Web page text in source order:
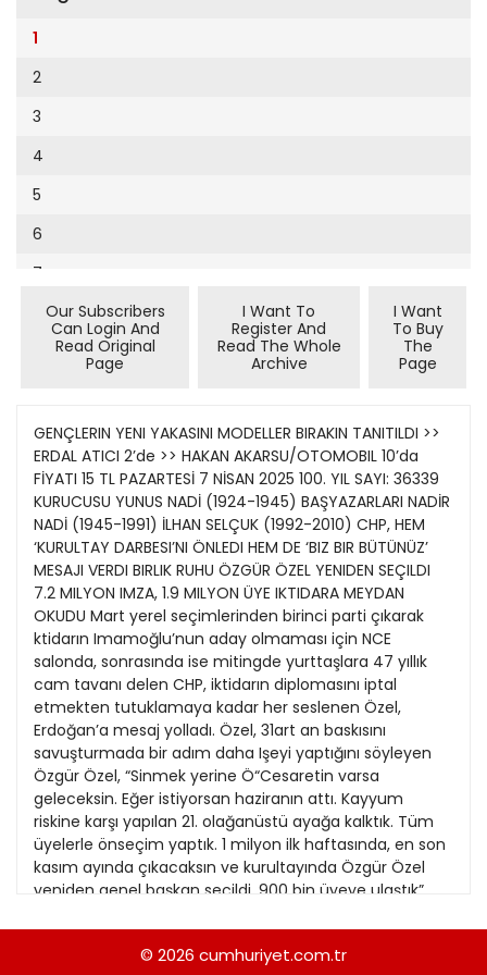
Cumhuriyet Sağlıklı Beslenme
Cumhuriyet Sokak
Cumhuriyet Spor
Cumhuriyet Strateji
Cumhuriyet Tarım
Cumhuriyet Yılbaşı
Çerçeve Eki
Dergi Eki
Ekonomi Eki
Evleniyoruz
Güney Dogu
Kitap Eki
Özel Ekler
Özel Okullar
Sevgililer Günü
Siyaset Eki
Sürdürülebilir yaşam
Turizm Eki
Yerel Yönetimler
1994
1991
1990
1989
1988
1987
1986
1985
1984
1983
1982
1981
1980
9
10
11
12
13
14
15
16
19
20
21
22
23
24
25
26
27
28
29
30
1
2
3
4
5
6
7
11
12
Our Subscribers
Can Login And
Read Original
Page
I Want To
Register And
Read The Whole
Archive
I Want
To Buy
The
Page
GENÇLERIN YENI YAKASINI MODELLER BIRAKIN TANITILDI >>
ERDAL ATICI 2’de >> HAKAN AKARSU/OTOMOBIL 10’da
FİYATI 15 TL PAZARTESİ 7 NİSAN 2025 100. YIL SAYI: 36339
KURUCUSU YUNUS NADİ (1924-1945) BAŞYAZARLARI NADİR
NADİ (1945-1991) İLHAN SELÇUK (1992-2010) CHP, HEM
‘KURULTAY DARBESI’NI ÖNLEDI HEM DE ‘BIZ BIR BÜTÜNÜZ’
MESAJI VERDI BIRLIK RUHU ÖZGÜR ÖZEL YENIDEN SEÇILDI
7.2 MILYON IMZA, 1.9 MILYON ÜYE IKTIDARA MEYDAN
OKUDU Mart yerel seçimlerinden birinci parti çıkarak
ktidarın Imamoğlu’nun aday olmaması için NCE
salonda, sonrasında ise mitingde yurttaşlara 47 yıllık
cam tavanı delen CHP, iktidarın diplomasını iptal
etmekten tutuklamaya kadar her seslenen Özel,
Erdoğan’a mesaj yolladı. Özel, 31art an baskısını
savuşturmada bir adım daha Işeyi yaptığını söyleyen
Özgür Özel, “Sinmek yerine Ö“Cesaretin varsa
geleceksin. Eğer istiyorsan haziranın attı. Kayyum
riskine karşı yapılan 21. olağanüstü ayağa kalktık. Tüm
üyelerle önseçim yaptık. 1 milyon ilk haftasında, en son
kasım ayında çıkacaksın ve kurultayında Özgür Özel
yeniden genel başkan seçildi. 900 bin üyeye ulaştık”
meydan okuyoruz. Özgür Özel, geçerli 1171 oyun
tamamını aldı. kampanyasının ise 7.2 milyona ulaştığını
© 2026 cumhuriyet.com.tr